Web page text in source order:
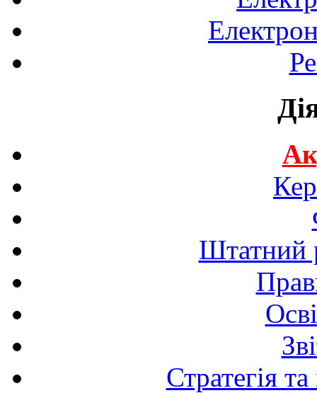
Штатний
Стратегія